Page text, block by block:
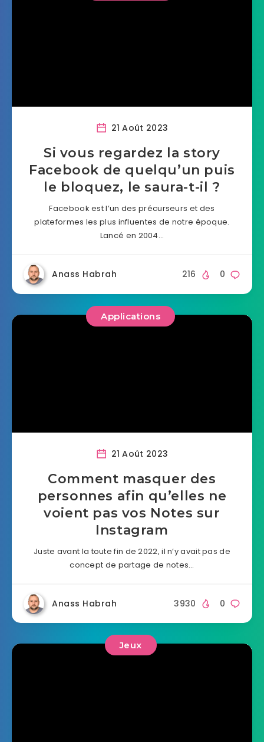
21 Août 2023
Si vous regardez la story
Facebook de quelqu’un puis
le bloquez, le saura-t-il ?
Facebook est l’un des précurseurs et des
plateformes les plus influentes de notre époque.
Lancé en 2004…
Anass Habrah 0
216
Applications
21 Août 2023
Comment masquer des
personnes afin qu’elles ne
voient pas vos Notes sur
Instagram
Juste avant la toute fin de 2022, il n’y avait pas de
concept de partage de notes…
Anass Habrah 0
3930
Jeux